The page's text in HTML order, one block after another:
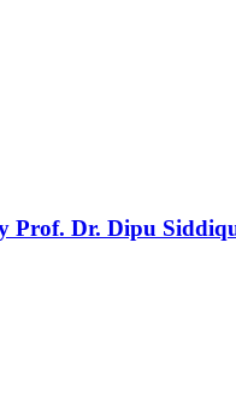
Prof. Dr. Dipu